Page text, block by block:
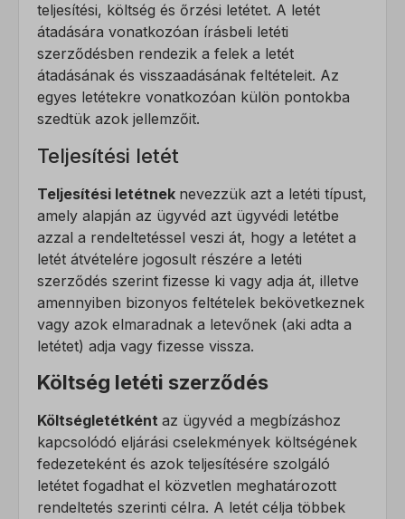
teljesítési, költség és őrzési letétet. A letét
átadására vonatkozóan írásbeli letéti
szerződésben rendezik a felek a letét
átadásának és visszaadásának feltételeit. Az
egyes letétekre vonatkozóan külön pontokba
szedtük azok jellemzőit.
Teljesítési letét
Teljesítési letétnek nevezzük azt a letéti típust,
amely alapján az ügyvéd azt ügyvédi letétbe
azzal a rendeltetéssel veszi át, hogy a letétet a
letét átvételére jogosult részére a letéti
szerződés szerint fizesse ki vagy adja át, illetve
amennyiben bizonyos feltételek bekövetkeznek
vagy azok elmaradnak a letevőnek (aki adta a
letétet) adja vagy fizesse vissza.
Költség letéti szerződés
Költségletétként az ügyvéd a megbízáshoz
kapcsolódó eljárási cselekmények költségének
fedezeteként és azok teljesítésére szolgáló
letétet fogadhat el közvetlen meghatározott
rendeltetés szerinti célra. A letét célja többek